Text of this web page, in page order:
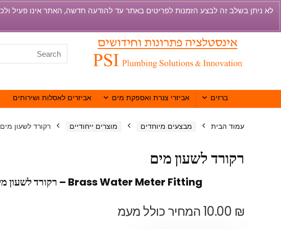
ברזים אביזרי צנרת ואספקת מים אביזרים לאסלות ושירותים
עמוד הבית מבצעים מיוחדים מוצרים ייחודיים רקורד לשעון מים
רקורד לשעון מים
Brass Water Meter Fitting – רקורד לשעון מים
10.00 ₪ המחיר כולל מעמ